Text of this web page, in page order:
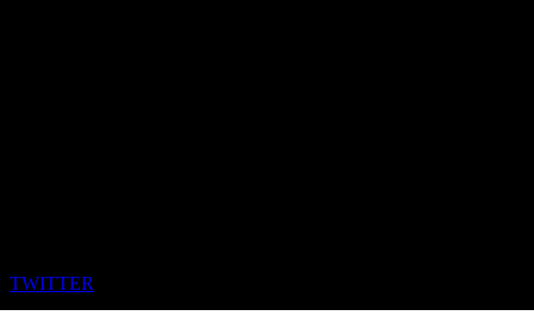
TWITTER